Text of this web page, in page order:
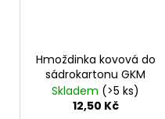
Hmoždinka kovová do
sádrokartonu GKM
Skladem (>5 ks)
12,50 Kč